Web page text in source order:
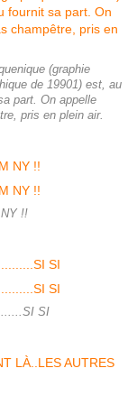
(graphie
de 19901) est, au
part. On appelle
pris en plein air.
!!
SI